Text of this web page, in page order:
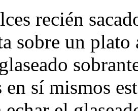
recién
sobre un plato
sí mismos